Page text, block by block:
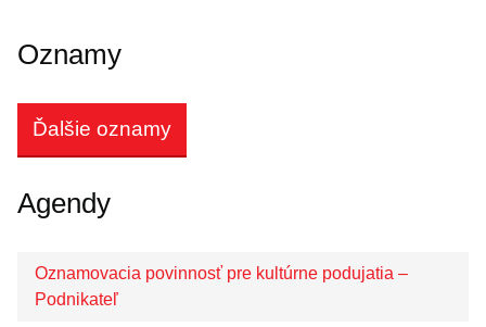
Životné situácie
Dokumenty, žiadosti a tlačivá
Pracuj pre mesto
Oznamy
Ďalšie oznamy
Agendy
Oznamovacia povinnosť pre kultúrne podujatia –
Podnikateľ